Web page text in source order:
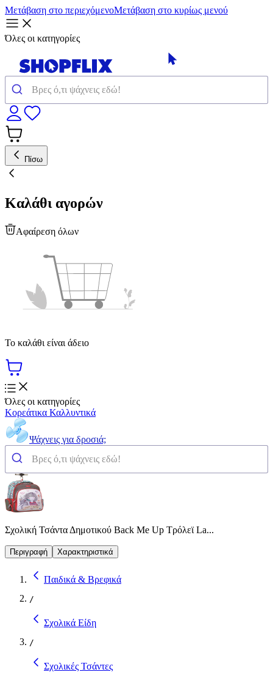
Μετάβαση στο περιεχόμενοΜετάβαση στο κυρίως μενού
Όλες οι κατηγορίες
Πίσω
Καλάθι αγορών
Αφαίρεση όλων
Το καλάθι είναι άδειο
Όλες οι κατηγορίες
Κορεάτικα Καλλυντικά
Ψάχνεις για δροσιά;
Σχολική Τσάντα Δημοτικού Back Me Up Τρόλεϊ La...
Περιγραφή Χαρακτηριστικά
Παιδικά & Βρεφικά
/
Σχολικά Είδη
/
Σχολικές Τσάντες